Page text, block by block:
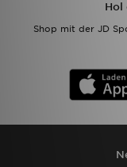
Hol
Shop mit der JD